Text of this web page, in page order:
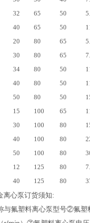
32 65 50
40 65 50
20 80 65
30 80 65
34 80 50
40 80 50
50 80 50
15 100 65
30 100 80
40 100 80
50 100 80
12 125 80
40 125 80
离心泵订货须知:
称与氟塑料离心泵型号②